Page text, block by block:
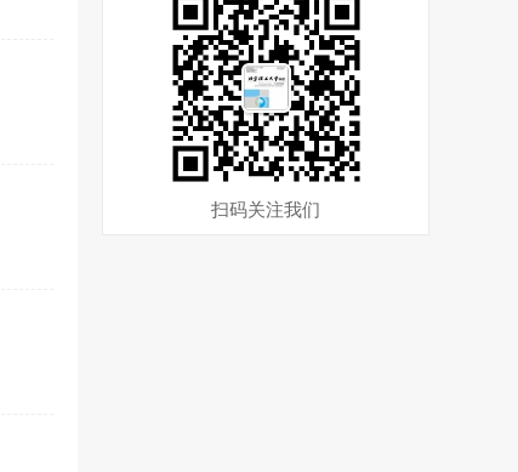
扫码关注我们